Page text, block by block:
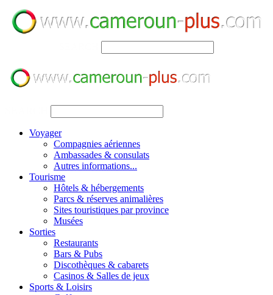
Voyager
Compagnies aériennes
Ambassades & consulats
Autres informations...
Tourisme
Hôtels & hébergements
Parcs & réserves animalières
Sites touristiques par province
Musées
Sorties
Restaurants
Bars & Pubs
Discothèques & cabarets
Casinos & Salles de jeux
Sports & Loisirs